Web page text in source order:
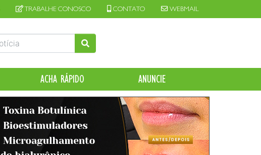
TRABALHE CONOSCO CONTATO WEBMAIL
ACHA RÁPIDO ANUNCIE